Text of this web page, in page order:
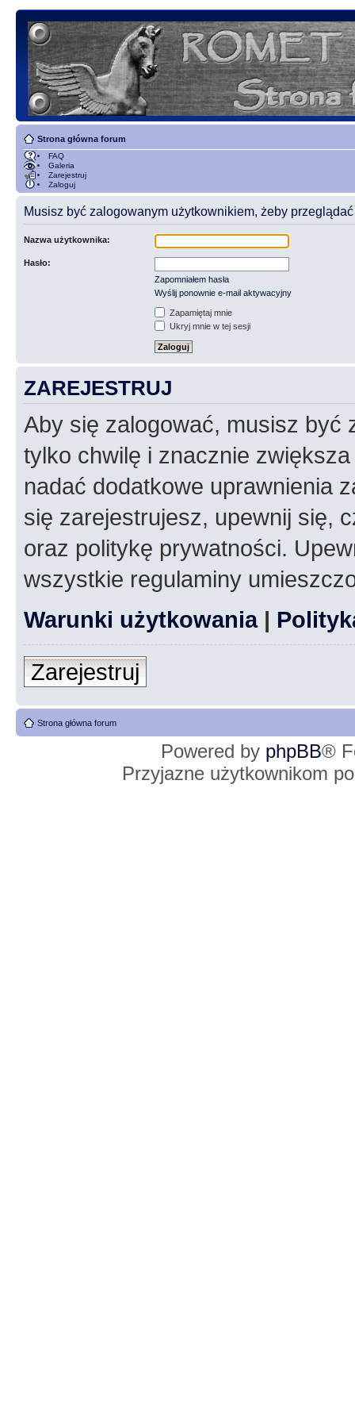
Strona główna forum
FAQ
Galeria
Zarejestruj
Zaloguj
Musisz być zalogowanym użytkownikiem, żeby przeglądać
Nazwa użytkownika:
Hasło:
Zapomniałem hasła
Wyślij ponownie e-mail aktywacyjny
Zapamiętaj mnie
Ukryj mnie w tej sesji
ZAREJESTRUJ
Aby się zalogować, musisz być
tylko chwilę i znacznie
nadać dodatkowe uprawnienia
się zarejestrujesz, upewnij się,
oraz politykę prywatności.
wszystkie regulaminy
Warunki użytkowania|
Zarejestruj
Strona główna forum
Powered by phpBB®
Przyjazne użytkownikom